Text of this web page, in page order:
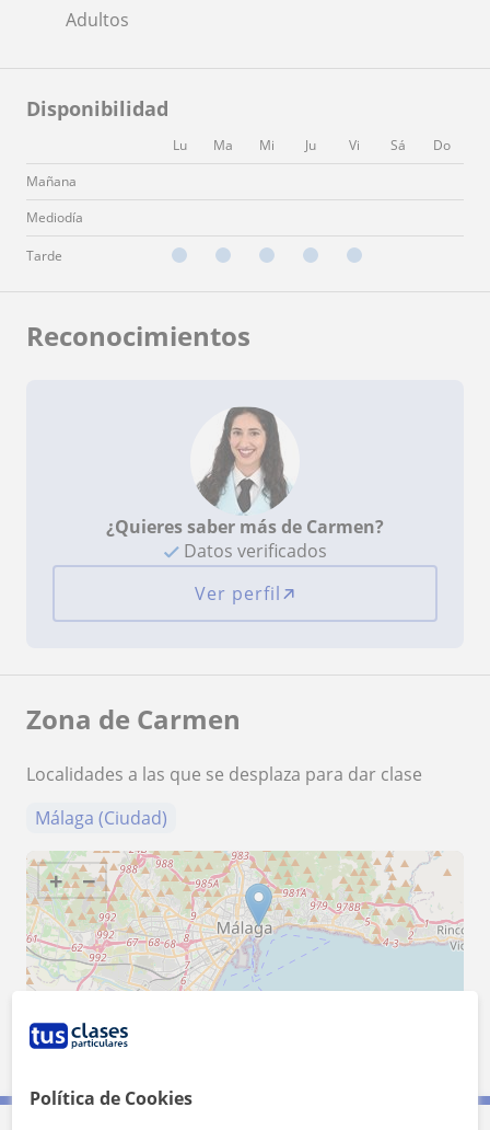
Adultos
Disponibilidad
Lu Ma Mi Ju Vi Sá
Do
Mañana
Mediodía
Tarde
Reconocimientos
¿Quieres saber más de Carmen?
Datos verificados
Ver perfil
Zona de Carmen
Localidades a las que se desplaza para dar clase
Málaga (Ciudad)
+ −
5 km
Política de Cookies